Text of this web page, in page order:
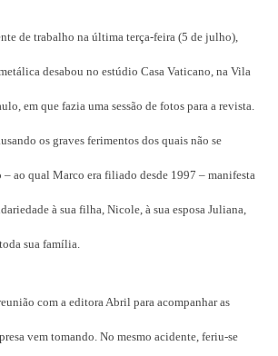
de trabalho na última terça-feira (5 de julho),
desabou no estúdio Casa Vaticano, na Vila
em que fazia uma sessão de fotos para a revista.
os graves ferimentos dos quais não se
– ao qual Marco era filiado desde 1997 – manifesta
à sua filha, Nicole, à sua esposa Juliana,
sua família.
com a editora Abril para acompanhar as
vem tomando. No mesmo acidente, feriu-se